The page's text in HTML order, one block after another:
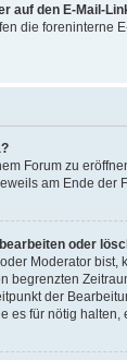
auf den E-Mail-
die foreninterne
Forum zu
am Ende der
oder
Moderator
begrenzten
der
es für nötig